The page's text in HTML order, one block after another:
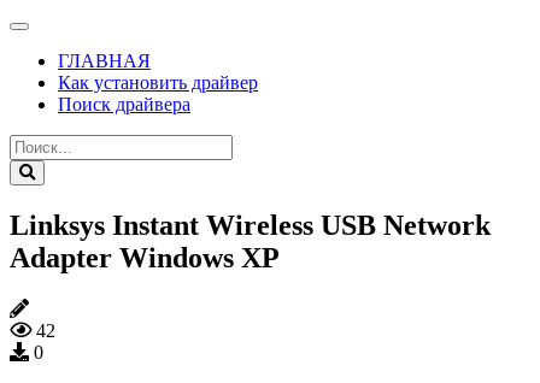
ГЛАВНАЯ
Как установить драйвер
Поиск драйвера
Linksys Instant Wireless USB Network
Adapter Windows XP
42
0